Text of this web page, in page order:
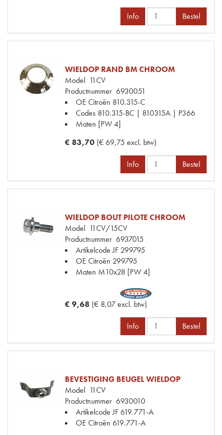
Info Bestel
WIELDOP RAND BM CHROOM
Model 11CV
Productnummer 6930051
OE Citroën 810.315-C
Codes 810.315-BC | 810315A | P366
Maten [PW 4]
€ 83,70 (€ 69,75 excl. btw)
Info Bestel
WIELDOP BOUT PILOTE CHROOM
Model 11CV/15CV
Productnummer 6937015
Artikelcode JF 299795
OE Citroën 299795
Maten M10x28 [PW 4]
€ 9,68 (€ 8,07 excl. btw)
Info Bestel
BEVESTIGING BEUGEL WIELDOP
Model 11CV
Productnummer 6930010
Artikelcode JF 619.771-A
OE Citroën 619.771-A